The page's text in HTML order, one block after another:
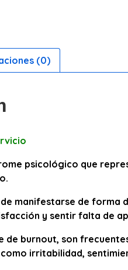
(0)
psicológico que
manifestarse de forma
y sentir falta de
de burnout, son
irritabilidad,